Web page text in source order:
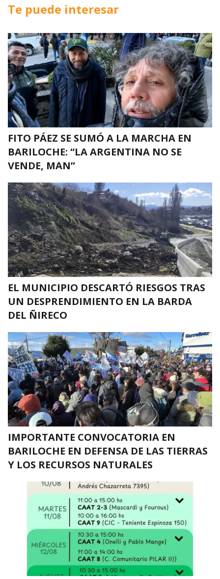
Te puede interesar
FITO PÁEZ SE SUMÓ A LA MARCHA EN
BARILOCHE: “LA ARGENTINA NO SE
VENDE, MAN”
EL MUNICIPIO DESCARTÓ RIESGOS TRAS
UN DESPRENDIMIENTO EN LA BARDA
DEL ÑIRECO
IMPORTANTE CONVOCATORIA EN
BARILOCHE EN DEFENSA DE LAS TIERRAS
Y LOS RECURSOS NATURALES